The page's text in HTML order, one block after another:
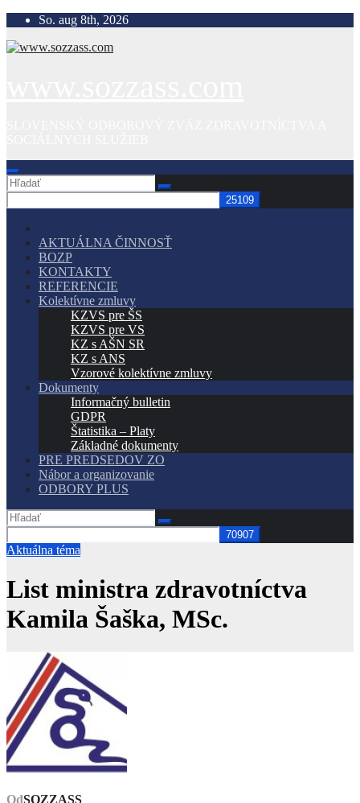
Prejsť
obsah
So. aug 8th, 2026
AKTUÁLNA ČINNOSŤ
BOZP
KONTAKTY
REFERENCIE
Kolektívne zmluvy
KZVS pre ŠS
KZVS pre VS
KZ s AŠN SR
KZ s ANS
Vzorové kolektívne zmluvy
Dokumenty
Informačný bulletin
GDPR
Štatistika – Platy
Základné dokumenty
PRE PREDSEDOV ZO
Nábor a organizovanie
ODBORY PLUS
Aktuálna téma
List ministra zdravotníctva
Kamila Šaška, MSc.
OdSOZZASS